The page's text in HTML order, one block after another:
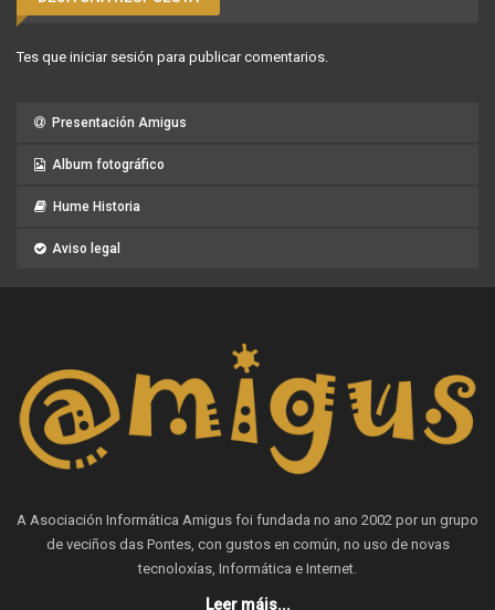
Tes que iniciar sesión para publicar comentarios.
Presentación Amigus
Album fotográfico
Hume Historia
Aviso legal
A Asociación Informática Amigus foi fundada no ano 2002 por un grupo
de veciños das Pontes, con gustos en común, no uso de novas
tecnoloxías, Informática e Internet.
Leer máis...